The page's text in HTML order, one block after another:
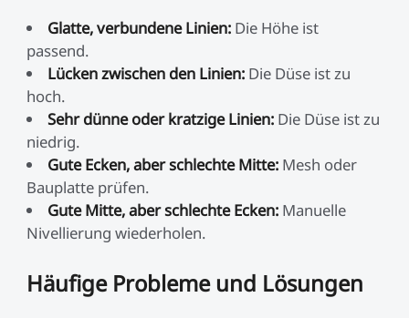
Glatte, verbundene Linien: Die Höhe ist
passend.
Lücken zwischen den Linien: Die Düse ist zu
hoch.
Sehr dünne oder kratzige Linien: Die Düse ist zu
niedrig.
Gute Ecken, aber schlechte Mitte: Mesh oder
Bauplatte prüfen.
Gute Mitte, aber schlechte Ecken: Manuelle
Nivellierung wiederholen.
Häufige Probleme und Lösungen